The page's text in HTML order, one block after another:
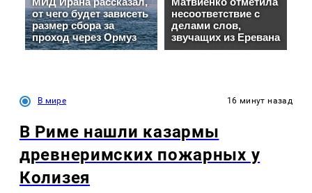
В мире 16 минут назад
В Риме нашли казармы
древнеримских пожарных у
Колизея